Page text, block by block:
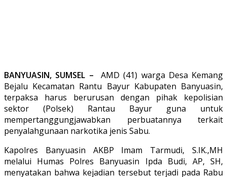
BANYUASIN, SUMSEL – AMD (41) warga Desa Kemang
Bejalu Kecamatan Rantu Bayur Kabupaten Banyuasin,
terpaksa harus berurusan dengan pihak kepolisian
sektor (Polsek) Rantau Bayur guna untuk
mempertanggungjawabkan perbuatannya terkait
penyalahgunaan narkotika jenis Sabu.
Kapolres Banyuasin AKBP Imam Tarmudi, S.IK.,MH
melalui Humas Polres Banyuasin Ipda Budi, AP, SH,
menyatakan bahwa kejadian tersebut terjadi pada Rabu